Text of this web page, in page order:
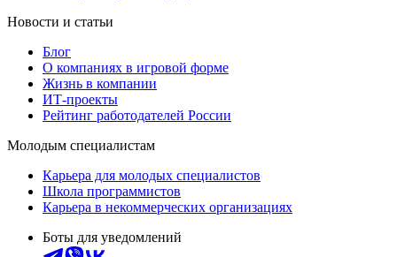
Новости и статьи
Блог
О компаниях в игровой форме
Жизнь в компании
ИТ-проекты
Рейтинг работодателей России
Молодым специалистам
Карьера для молодых специалистов
Школа программистов
Карьера в некоммерческих организациях
Боты для уведомлений